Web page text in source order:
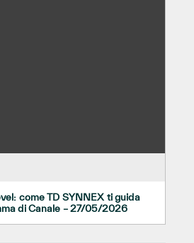
come TD SYNNEX ti guida
di Canale – 27/05/2026